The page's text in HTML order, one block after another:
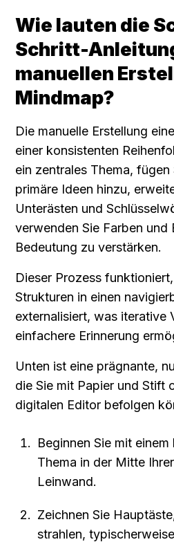
Wie lauten die
Schritt-
manuellen
Mindmap?
Die manuelle Erstellung
einer konsistenten
ein zentrales Thema,
primäre Ideen hinzu,
Unterästen und
verwenden Sie Farben und
Bedeutung zu verstärken.
Dieser Prozess
Strukturen in einen
externalisiert, was iterative
einfachere Erinnerung
Unten ist eine prägnante,
die Sie mit Papier und Stift
digitalen Editor befolgen
Beginnen Sie mit
Thema in der Mitte
Leinwand.
Zeichnen Sie
strahlen,